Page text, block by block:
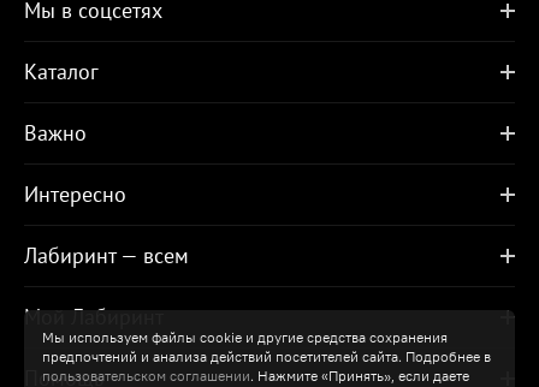
Мы используем файлы cookie и другие средства сохранения
предпочтений и анализа действий посетителей сайта. Подробнее в
пользовательском соглашении. Нажмите «Принять», если даете
Мы в соцсетях
Каталог
Важно
Интересно
Лабиринт — всем
Мой Лабиринт
Помощь